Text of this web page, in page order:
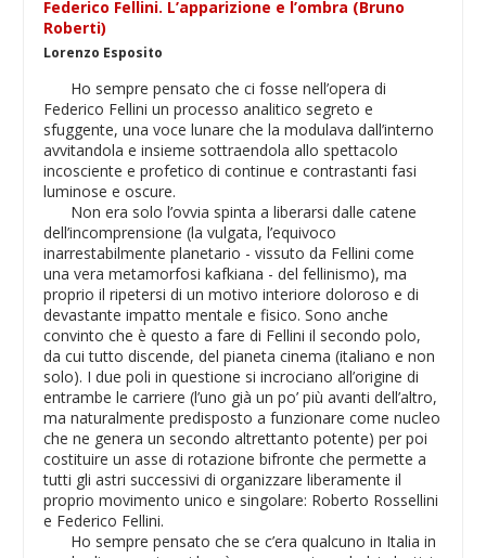
Federico Fellini. L’apparizione e l’ombra (Bruno
Roberti)
Lorenzo Esposito
Ho sempre pensato che ci fosse nell’opera di
Federico Fellini un processo analitico segreto e
sfuggente, una voce lunare che la modulava dall’interno
avvitandola e insieme sottraendola allo spettacolo
incosciente e profetico di continue e contrastanti fasi
luminose e oscure.
Non era solo l’ovvia spinta a liberarsi dalle catene
dell’incomprensione (la vulgata, l’equivoco
inarrestabilmente planetario - vissuto da Fellini come
una vera metamorfosi kafkiana - del fellinismo), ma
proprio il ripetersi di un motivo interiore doloroso e di
devastante impatto mentale e fisico. Sono anche
convinto che è questo a fare di Fellini il secondo polo,
da cui tutto discende, del pianeta cinema (italiano e non
solo). I due poli in questione si incrociano all’origine di
entrambe le carriere (l’uno già un po’ più avanti dell’altro,
ma naturalmente predisposto a funzionare come nucleo
che ne genera un secondo altrettanto potente) per poi
costituire un asse di rotazione bifronte che permette a
tutti gli astri successivi di organizzare liberamente il
proprio movimento unico e singolare: Roberto Rossellini
e Federico Fellini.
Ho sempre pensato che se c’era qualcuno in Italia in